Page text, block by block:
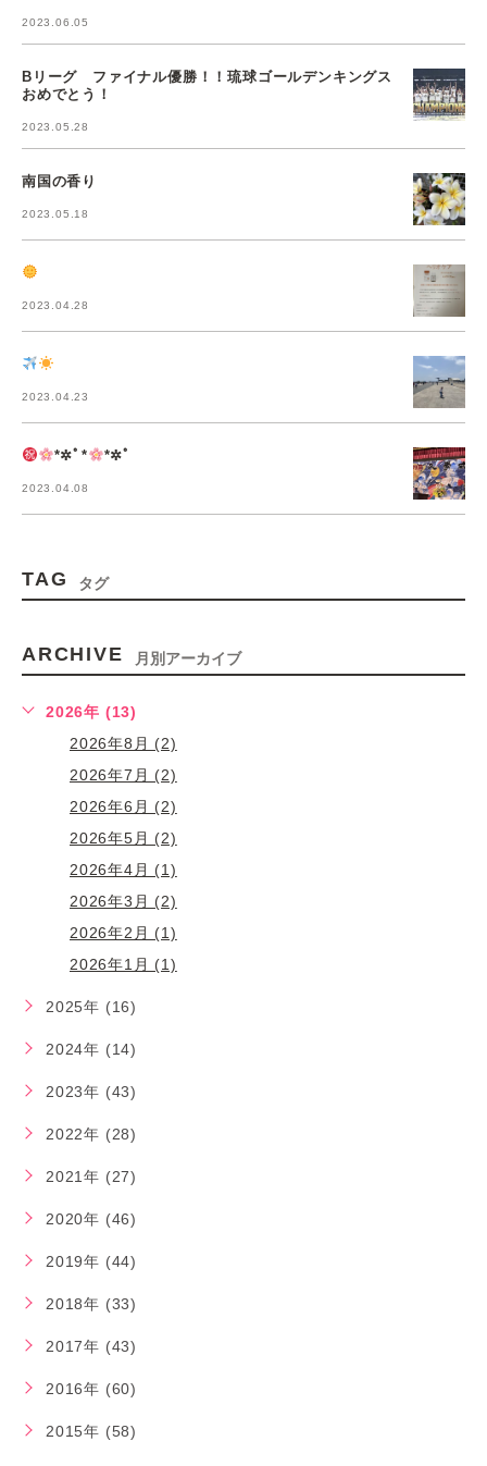
2023.06.05
Bリーグ ファイナル優勝！！琉球ゴールデンキングス
おめでとう！
2023.05.28
南国の香り
2023.05.18
2023.04.28
2023.04.23
*✲ﾟ* *✲ﾟ
2023.04.08
TAG タグ
ARCHIVE 月別アーカイブ
2026年 (13)
2026年8月 (2)
2026年7月 (2)
2026年6月 (2)
2026年5月 (2)
2026年4月 (1)
2026年3月 (2)
2026年2月 (1)
2026年1月 (1)
2025年 (16)
2024年 (14)
2023年 (43)
2022年 (28)
2021年 (27)
2020年 (46)
2019年 (44)
2018年 (33)
2017年 (43)
2016年 (60)
2015年 (58)